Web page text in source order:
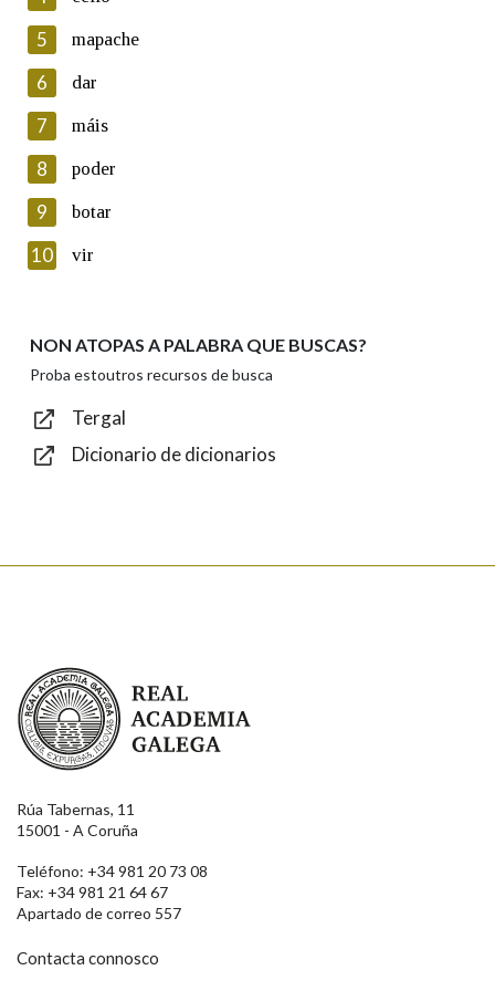
Lin e acepto as condicións da política de
Introduce o código que aparece na imaxe:
Texto de verificación
Enviar
5 mapache
6 dar
7 máis
8 poder
9 botar
10 vir
NON ATOPAS A PALABRA QUE BUSCAS?
Proba estoutros recursos de busca
Tergal
Dicionario de dicionarios
Real Academia Galega
Rúa Tabernas, 11
15001 - A Coruña
Teléfono: +34 981 20 73 08
Fax: +34 981 21 64 67
Apartado de correo 557
Contacta connosco